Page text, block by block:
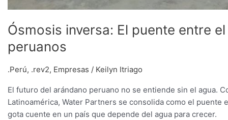
Ósmosis inversa: El puente entre
peruanos
.Perú, .rev2, Empresas / Keilyn Itriago
El futuro del arándano peruano no se entiende sin el agua.
Latinoamérica, Water Partners se consolida como el
gota cuente en un país que depende del agua para crecer.